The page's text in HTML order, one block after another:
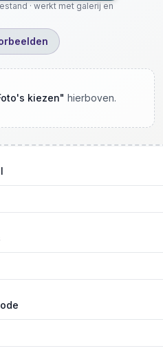
· werkt met galerij en
kiezen" hierboven.